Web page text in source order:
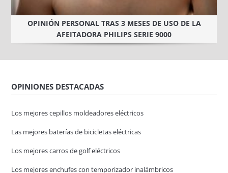
OPINIÓN PERSONAL TRAS 3 MESES DE USO DE LA
AFEITADORA PHILIPS SERIE 9000
OPINIONES DESTACADAS
Los mejores cepillos moldeadores eléctricos
Las mejores baterías de bicicletas eléctricas
Los mejores carros de golf eléctricos
Los mejores enchufes con temporizador inalámbricos